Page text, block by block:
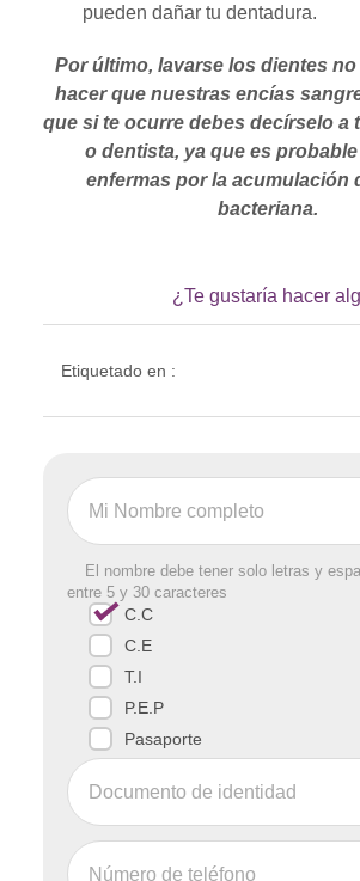
pueden dañar tu dentadura.
Por último, lavarse los dientes
hacer que nuestras encías
que si te ocurre debes decírselo a
o dentista, ya que es
enfermas por la acumulación
bacteriana.
¿Te gustaría hacer
Etiquetado en :
El nombre debe tener solo letras y
entre 5 y 30 caracteres
C.C
C.E
T.I
P.E.P
Pasaporte